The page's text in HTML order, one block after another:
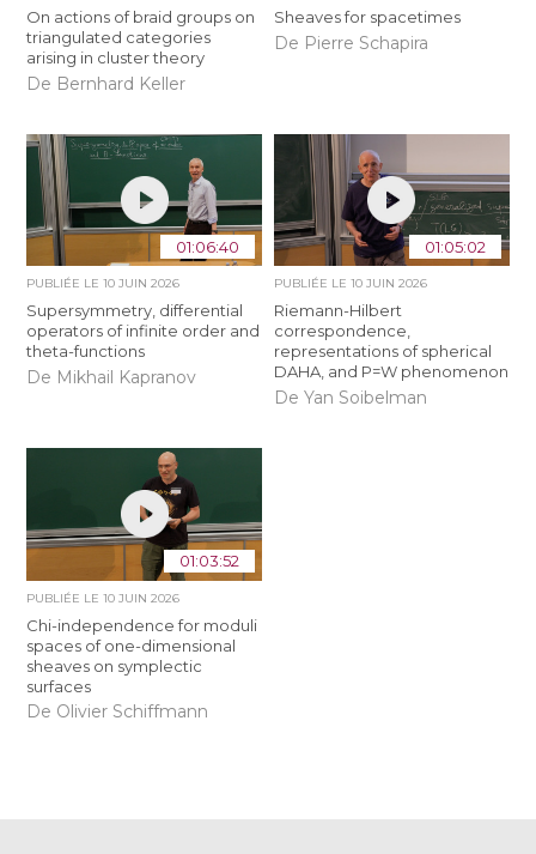
On actions of braid groups on
triangulated categories
arising in cluster theory
De Bernhard Keller
Sheaves for spacetimes
De Pierre Schapira
01:06:40
PUBLIÉE LE10 JUIN 2026
Supersymmetry, differential
operators of infinite order and
theta-functions
De Mikhail Kapranov
01:05:02
PUBLIÉE LE 10 JUIN 2026
Riemann-Hilbert
correspondence,
representations of spherical
DAHA, and P=W phenomenon
De Yan Soibelman
01:03:52
PUBLIÉE LE10 JUIN 2026
Chi-independence for moduli
spaces of one-dimensional
sheaves on symplectic
surfaces
De Olivier Schiffmann